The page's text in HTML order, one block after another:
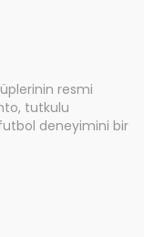
resmi
tutkulu
deneyimini bir